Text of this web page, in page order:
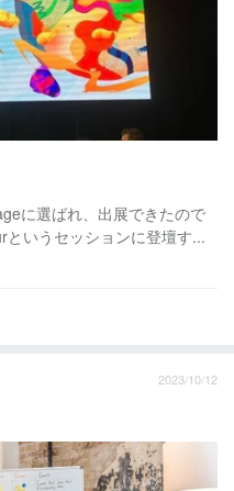
に選ばれ、出展できたので
いうセッションに登壇す...
2023/10/12